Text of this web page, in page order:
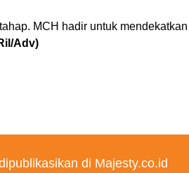
MCH hadir untuk mendekatkan
Adv)
di Majesty.co.id